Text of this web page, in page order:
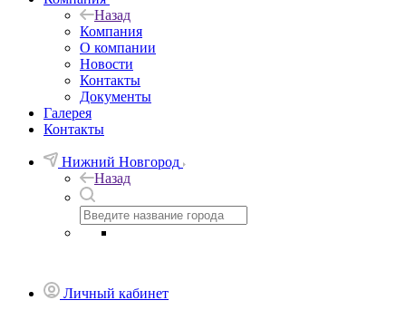
Назад
Компания
О компании
Новости
Контакты
Документы
Галерея
Контакты
Нижний Новгород
Назад
Личный кабинет